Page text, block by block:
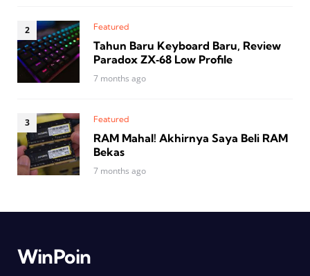
Featured
Tahun Baru Keyboard Baru, Review
Paradox ZX‑68 Low Profile
7 months ago
Featured
RAM Mahal! Akhirnya Saya Beli RAM
Bekas
7 months ago
WinPoin